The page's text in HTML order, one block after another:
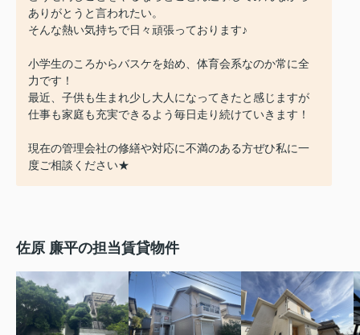
ありがとうと言われたい。
そんな熱い気持ちで日々頑張っております♪
小学生のころからバスケを始め、体育会系なのか常に全
力です！
最近、子供も生まれ少し大人になってきたと感じますが
仕事も家庭も充実できるよう毎日走り続けていきます！
現在の管理会社の修繕や対応に不満のある方ぜひ私に一
度ご相談ください★
佐原 廉平の担当賃貸物件